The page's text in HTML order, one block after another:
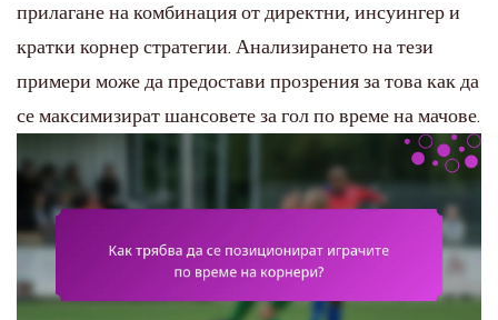
прилагане на комбинация от директни, инсуингер и
кратки корнер стратегии. Анализирането на тези
примери може да предостави прозрения за това как да
се максимизират шансовете за гол по време на мачове.